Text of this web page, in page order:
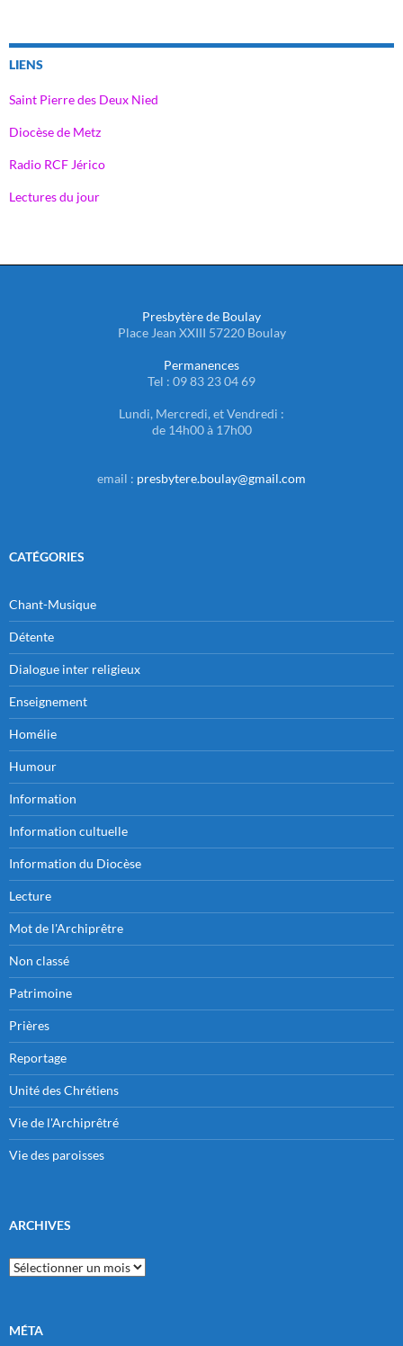
LIENS
Saint Pierre des Deux Nied
Diocèse de Metz
Radio RCF Jérico
Lectures du jour
Presbytère de Boulay
Place Jean XXIII 57220 Boulay
Permanences
Tel : 09 83 23 04 69
Lundi, Mercredi, et Vendredi :
de 14h00 à 17h00
email : presbytere.boulay@gmail.com
CATÉGORIES
Chant-Musique
Détente
Dialogue inter religieux
Enseignement
Homélie
Humour
Information
Information cultuelle
Information du Diocèse
Lecture
Mot de l'Archiprêtre
Non classé
Patrimoine
Prières
Reportage
Unité des Chrétiens
Vie de l'Archiprêtré
Vie des paroisses
ARCHIVES
Archives
MÉTA